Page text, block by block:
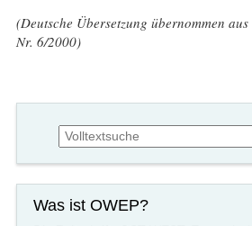
(Deutsche Übersetzung übernommen
Nr. 6/2000)
Suchformular
Suche
Was ist OWEP?